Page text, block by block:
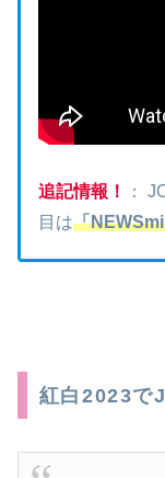
追記情報！
：
目は「
紅白2023で